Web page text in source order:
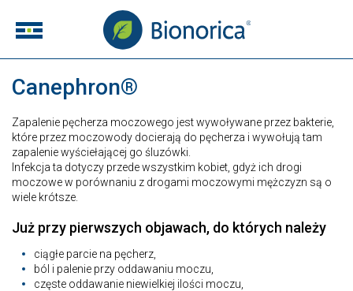
Canephron®
Zapalenie pęcherza moczowego jest wywoływane przez bakterie,
które przez moczowody docierają do pęcherza i wywołują tam
zapalenie wyściełającej go śluzówki.
Infekcja ta dotyczy przede wszystkim kobiet, gdyż ich drogi
moczowe w porównaniu z drogami moczowymi mężczyzn są o
wiele krótsze.
Już przy pierwszych objawach, do których należy
ciągłe parcie na pęcherz,
ból i palenie przy oddawaniu moczu,
częste oddawanie niewielkiej ilości moczu,